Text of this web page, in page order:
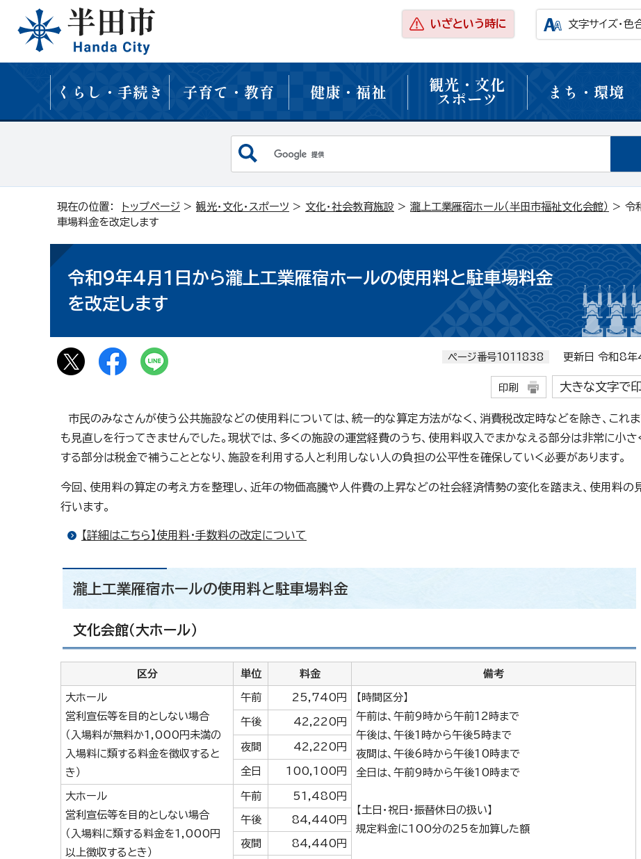
いざという時に 文字サイズ・色
くらし・手続き 子育て・教育 健康・福祉 観光・文化
スポーツ まち・環境
現在の位置： トップページ > 観光・文化・スポーツ > 文化・社会教育施設 > 瀧上工業雁宿ホール（半田市福祉文化会館） > 令
車場料金を改定します
令和9年4月1日から瀧上工業雁宿ホールの使用料と駐車場料金
を改定します
ページ番号1011838 更新日 令和8年
印刷 大きな文字で
市民のみなさんが使う公共施設などの使用料については、統一的な算定方法がなく、消費税改定時などを除き、これ
も見直しを行ってきませんでした。現状では、多くの施設の運営経費のうち、使用料収入でまかなえる部分は非常に小さ
する部分は税金で補うこととなり、施設を利用する人と利用しない人の負担の公平性を確保していく必要があります。
今回、使用料の算定の考え方を整理し、近年の物価高騰や人件費の上昇などの社会経済情勢の変化を踏まえ、使用料の
行います。
【詳細はこちら】使用料・手数料の改定について
瀧上工業雁宿ホールの使用料と駐車場料金
文化会館（大ホール）
区分 単位 料金 備考
大ホール
営利宣伝等を目的としない場合
（入場料が無料か1,000円未満の
入場料に類する料金を徴収すると
き）
午前 25,740円
【時間区分】
午前は、午前9時から午前12時まで
午後は、午後1時から午後5時まで
夜間は、午後6時から午後10時まで
全日は、午前9時から午後10時まで
【土日・祝日・振替休日の扱い】
規定料金に100分の25を加算した額
午後 42,220円
夜間 42,220円
全日 100,100円
大ホール
営利宣伝等を目的としない場合
（入場料に類する料金を1,000円
以上徴収するとき）
午前 51,480円
午後 84,440円
夜間 84,440円